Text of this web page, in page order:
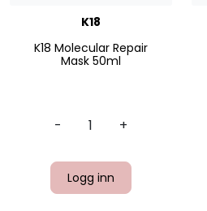
K18
K18 Molecular Repair
Mask 50ml
- +
Logg inn